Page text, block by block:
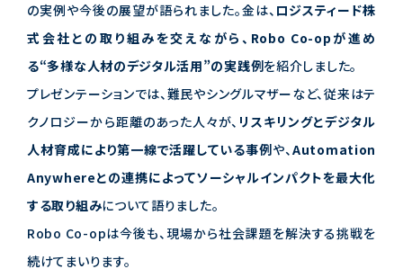
の実例や今後の展望が語られました。金は、 ロジスティード株
式会社との取り組みを交えながら、Robo Co-opが進め
る“多様な人材のデジタル活用”の実践例を紹介しました。
プレゼンテーションでは、難民やシングルマザーなど、従来はテ
クノロジーから距離のあった人々が、 リスキリングとデジタル
人材育成により第一線で活躍している事例や、Automation
Anywhereとの連携によってソーシャルインパクトを最大化
する取り組みについて語りました。
Robo Co-opは今後も、現場から社会課題を解決する挑戦を
続けてまいります。